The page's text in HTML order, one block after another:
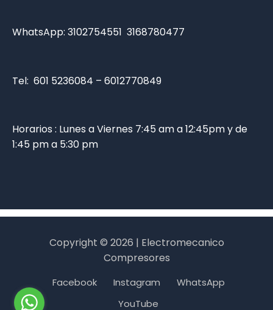
WhatsApp: 3102754551 3168780477
Tel: 601 5236084 – 6012770849
Horarios : Lunes a Viernes 7:45 am a 12:45pm y de
1:45 pm a 5:30 pm
Copyright © 2026 | Electromecanico
Compresores
Facebook Instagram
WhatsApp
YouTube